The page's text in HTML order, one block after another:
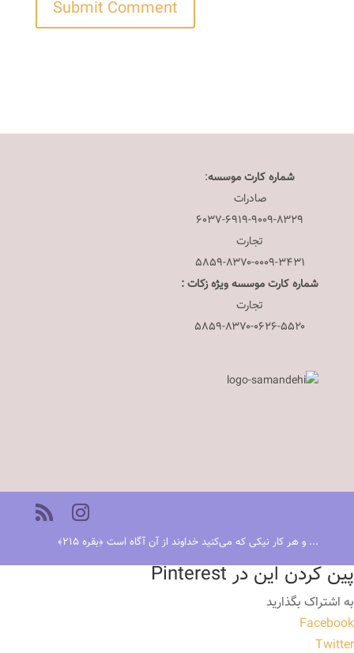
شماره کارت موسسه:
صادرات
۶۰۳۷-۶۹۱۹-۹۰۰۹-۸۳۲۹
تجارت
۵۸۵۹-۸۳۷۰-۰۰۰۹-۳۴۳۱
شماره کارت موسسه ویژه زکات :
تجارت
۵۸۵۹-۸۳۷۰-۰۶۲۶-۵۵۲۰
... و هر کار نیکی که می‌کنید خداوند از آن آگاه است ﴿بقره ٢١٥﴾
پین کردن این در Pinterest
به اشتراک بگذارید
Facebook
Twitter